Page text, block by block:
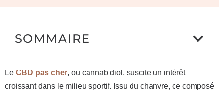
SOMMAIRE
Le CBD pas cher, ou cannabidiol, suscite un intérêt
croissant dans le milieu sportif. Issu du chanvre, ce composé